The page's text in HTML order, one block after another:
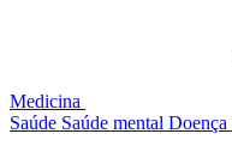
Medicina
Saúde Saúde mental Doença